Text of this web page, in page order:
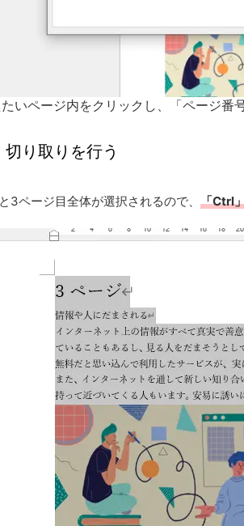
たいページ内をクリックし、「ページ
り取りを行う
3ページ目全体が選択されるので、 「Ctrl